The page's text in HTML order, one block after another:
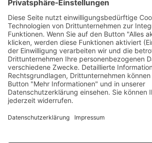
Mitglied des Deutschen Bundestages
Presse & Downloads
Pressemitteilungen
Pressefotos
BASis Info
Newsletter-Abo
Rechenschaftsflyer